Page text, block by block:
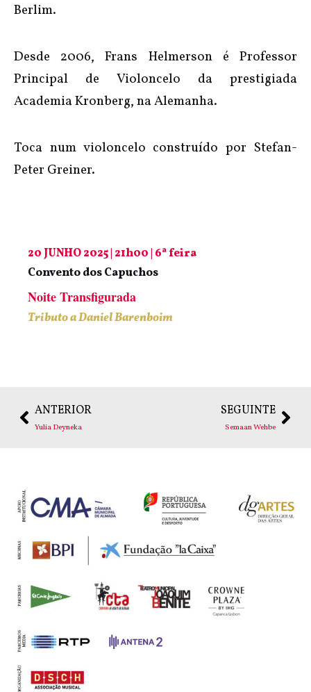
Berlim.
Desde 2006, Frans Helmerson é Professor
Principal de Violoncelo da prestigiada
Academia Kronberg, na Alemanha.
Toca num violoncelo construído por Stefan-
Peter Greiner.
20 JUNHO 2025 | 21h00 | 6ª feira
Convento dos Capuchos
Noite Transfigurada
Tributo a Daniel Barenboim
ANTERIOR
Yulia Deyneka
SEGUINTE
Semaan Wehbe